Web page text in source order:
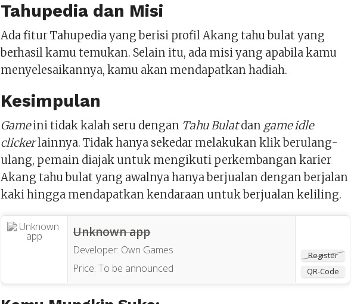
Tahupedia dan Misi
Ada fitur Tahupedia yang berisi profil Akang tahu bulat yang
berhasil kamu temukan. Selain itu, ada misi yang apabila kamu
menyelesaikannya, kamu akan mendapatkan hadiah.
Kesimpulan
Gameini tidak kalah seru dengan Tahu Bulatdan game idle
clickerlainnya. Tidak hanya sekedar melakukan klik berulang-
ulang, pemain diajak untuk mengikuti perkembangan karier
Akang tahu bulat yang awalnya hanya berjualan dengan berjalan
kaki hingga mendapatkan kendaraan untuk berjualan keliling.
Register
QR-Code
Unknown app
Developer: Own Games
Price:To be announced